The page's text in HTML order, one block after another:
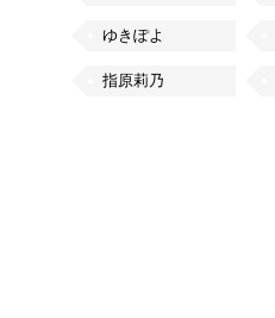
ゆきぽよ
指原莉乃